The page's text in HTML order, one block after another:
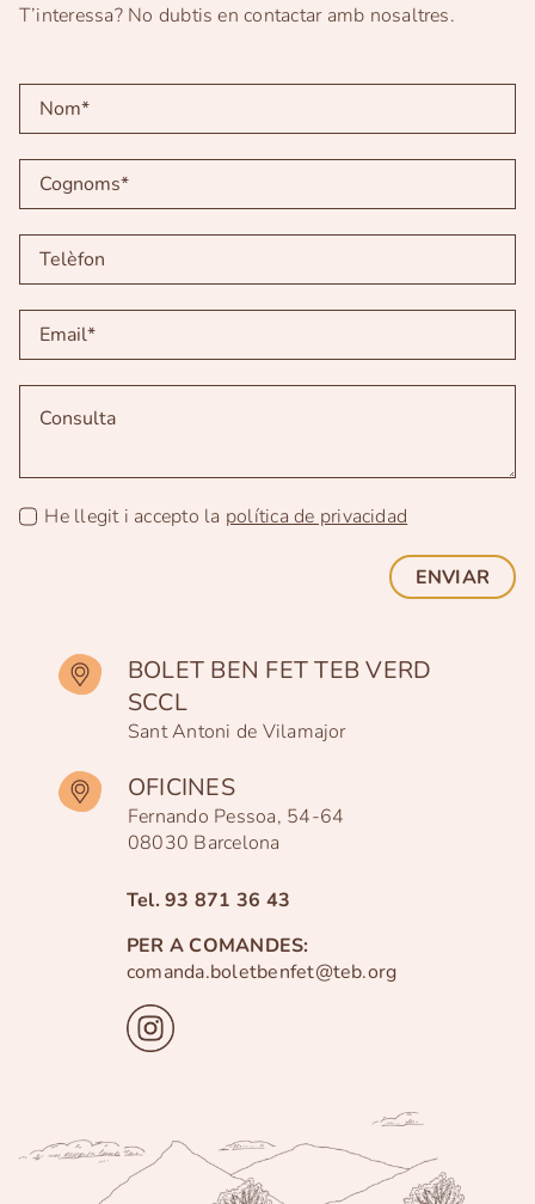
T’interessa? No dubtis en contactar amb nosaltres.
He llegit i accepto la política de privacidad
ENVIAR
BOLET BEN FET TEB VERD
SCCL
Sant Antoni de Vilamajor
OFICINES
Fernando Pessoa, 54-64
08030 Barcelona
Tel.93 871 36 43
PER A COMANDES:
comanda.boletbenfet@teb.org